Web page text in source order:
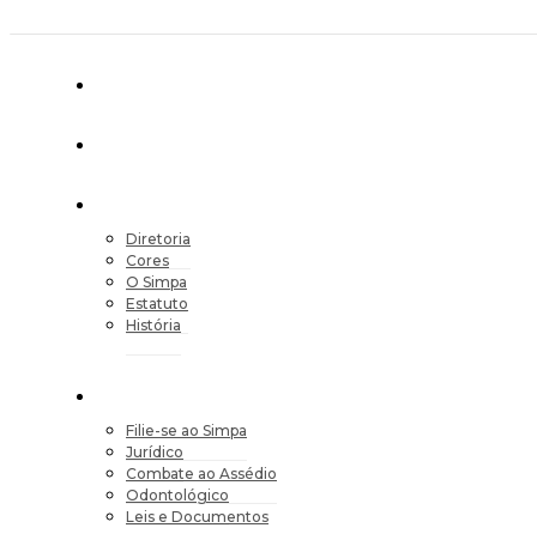
Diretoria
Cores
O Simpa
Estatuto
História
Filie-se ao Simpa
Jurídico
Combate ao Assédio
Odontológico
Leis e Documentos